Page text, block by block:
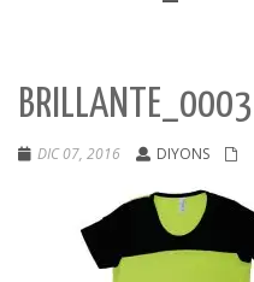
BRILLANTE_0003
DIC 07, 2016 DIYONS